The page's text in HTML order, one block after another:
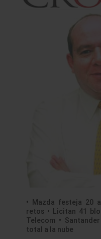
• Mazda festeja 20
retos • Licitan 41
Telecom •
total a la nube